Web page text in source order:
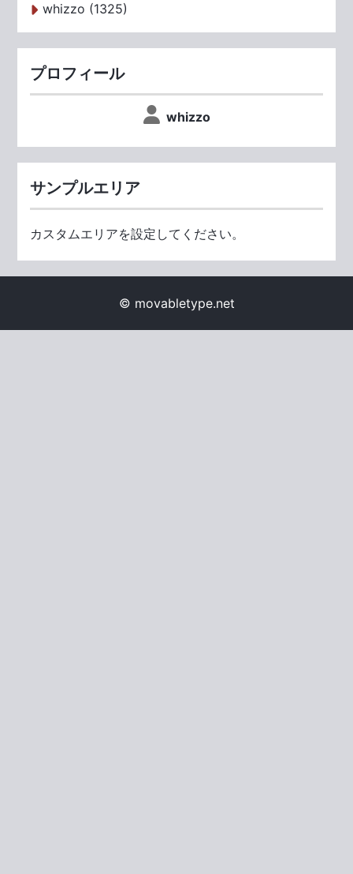
whizzo (1325)
プロフィール
whizzo
サンプルエリア
カスタムエリアを設定してください。
© movabletype.net